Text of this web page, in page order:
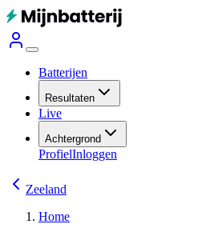
Batterijen
Resultaten
Live
Achtergrond
ProfielInloggen
Zeeland
Home